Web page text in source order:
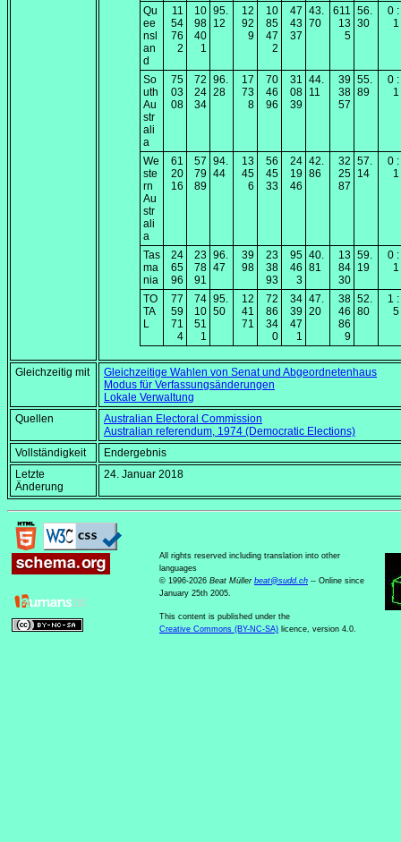
Qu
ee
nsl
an
d
11
54
76
2
10
98
40
1
95.
12
12
92
9
10
85
47
2
47
43
37
43.
70
611
13
5
56.
30
0 :
1
So
uth
Au
str
ali
a
75
03
08
72
24
34
96.
28
17
73
8
70
46
96
31
08
39
44.
11
39
38
57
55.
89
0 :
1
We
ste
rn
Au
str
ali
a
61
20
16
57
79
89
94.
44
13
45
6
56
45
33
24
19
46
42.
86
32
25
87
57.
14
0 :
1
Tas
ma
nia
24
65
96
23
78
91
96.
47
39
98
23
38
93
95
46
3
40.
81
13
84
30
59.
19
0 :
1
TO
TA
L
77
59
71
4
74
10
51
1
95.
50
12
41
71
72
86
34
0
34
39
47
1
47.
20
38
46
86
9
52.
80
1 :
5
Gleichzeitig mit
Gleichzeitige Wahlen von Senat und Abgeordnetenhaus
Modus für Verfassungsänderungen
Lokale Verwaltung
Quellen
Australian Electoral Commission
Australian referendum, 1974 (Democratic Elections)
Vollständigkeit
Endergebnis
Letzte
Änderung
24. Januar 2018
All rights reserved including translation into other
languages
© 1996-2026 Beat Müller beat@sudd.ch -- Online since
January 25th 2005.
This content is published under the
Creative Commons (BY-NC-SA) licence, version 4.0.